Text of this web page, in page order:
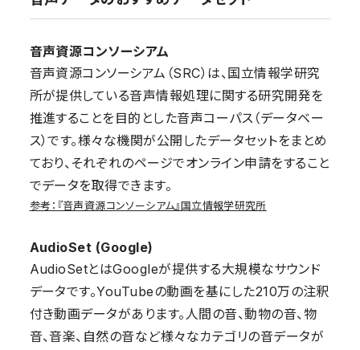
音声資源コンソーシアム
音声資源コンソーシアム（SRC）は、国立情報学研究
所が提供している音声情報処理に関する研究開発を
推進することを目的とした音声コーパス（データベー
ス）です。様々な機関が公開したデータセットをまとめ
ており、それぞれのページでオンライン申請をすること
でデータを取得できます。
参考：『音声資源コンソーシアム』国立情報学研究所
AudioSet (Google)
AudioSetとはGoogleが提供する大規模なサウンド
データです。YouTubeの動画を基にした210万の注釈
付き動画データがあります。人間の音、動物の音、物
音、音楽、自然の音など様々なカテゴリの音データが